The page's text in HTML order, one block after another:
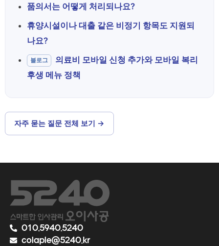
품의서는 어떻게 처리되나요?
휴양시설이나 대출 같은 비정기 항목도 지원되
나요?
블로그
의료비 모바일 신청 추가와 모바일 복리
후생 메뉴 정책
자주 묻는 질문 전체 보기 →
010.5940.5240
colaple@5240.kr